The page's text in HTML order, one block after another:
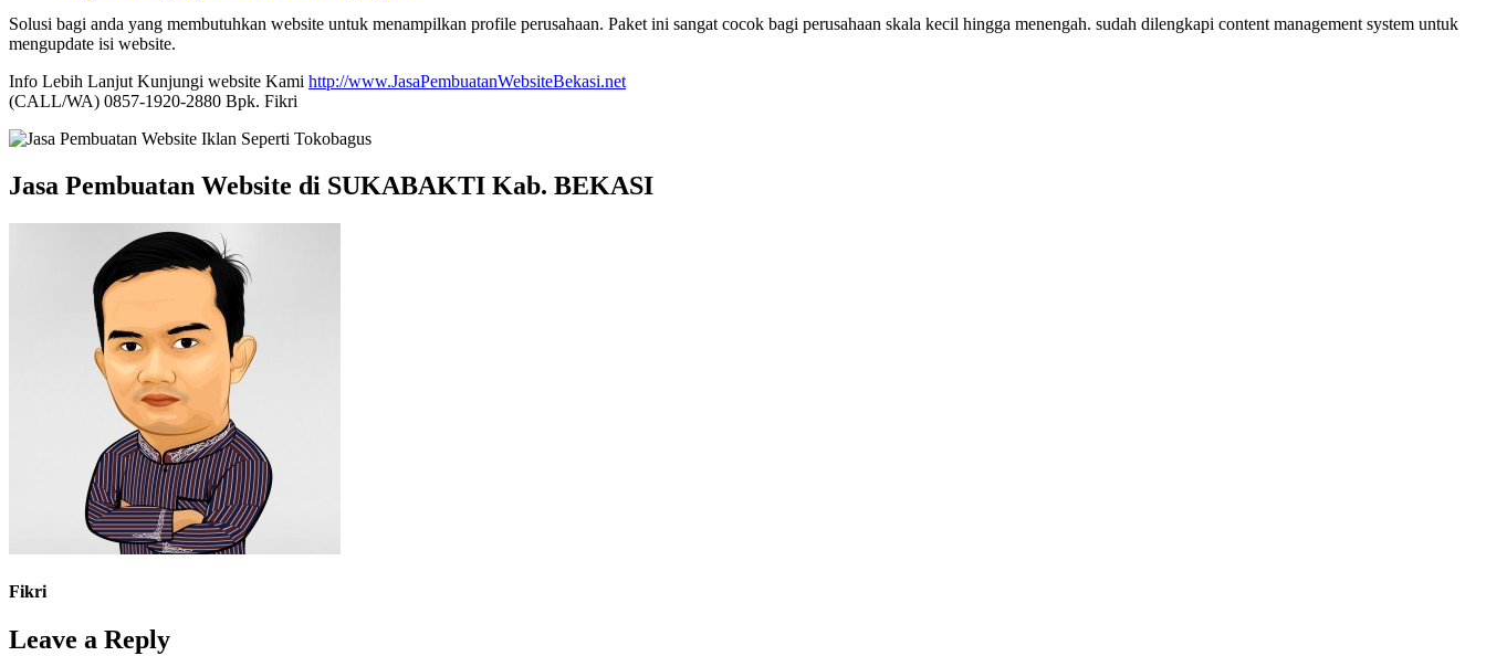
Solusi bagi anda yang membutuhkan website untuk menampilkan profile perusahaan. Paket ini sangat cocok bagi perusahaan skala kecil hingga menengah. sudah dilengkapi content management system untuk
mengupdate isi website.
Info Lebih Lanjut Kunjungi website Kami http://www.JasaPembuatanWebsiteBekasi.net
(CALL/WA) 0857-1920-2880 Bpk. Fikri
Jasa Pembuatan Website di SUKABAKTI Kab. BEKASI
Fikri
Leave a Reply